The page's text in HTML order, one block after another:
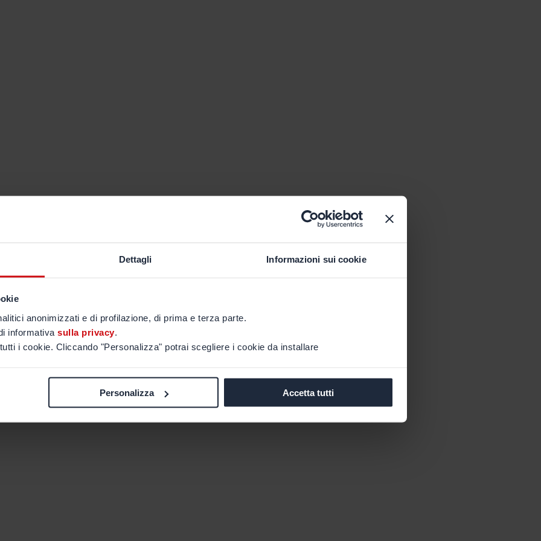
Dettagli Informazioni sui cookie
anonimizzati e di profilazione, di prima e terza parte.
informativa sulla privacy.
i cookie. Cliccando "Personalizza" potrai scegliere i cookie da installare
Personalizza Accetta tutti